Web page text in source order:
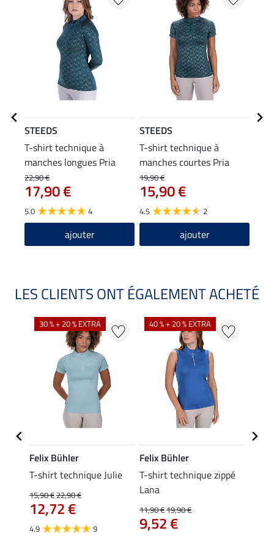
STEEDS
T-shirt technique à
manches longues Pria
22,90 €
17,90 €
5.0 4
ajouter
STEEDS
T-shirt technique à
manches courtes Pria
19,90 €
15,90 €
4.5 2
ajouter
LES CLIENTS ONT ÉGALEMENT ACHETÉ
30 % + 20 % EXTRA
Felix Bühler
T-shirt technique Julie
15,90 €22,90 €
12,72 €
4.9 9
40 % + 20 % EXTRA
Felix Bühler
T-shirt technique zippé
Lana
11,90 €19,90 €
9,52 €